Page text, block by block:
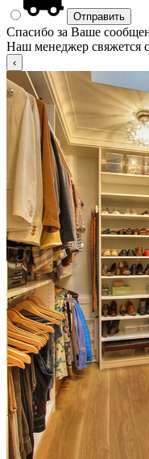
Спасибо за Ваше
Наш менеджер свяжется